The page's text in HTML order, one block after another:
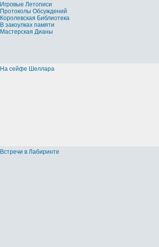
Игровые Летописи
Протоколы Обсуждений
Королевская Библиотека
В закоулках памяти
Мастерская Дианы
На сейфе Шеллара
Встречи в Лабиринте